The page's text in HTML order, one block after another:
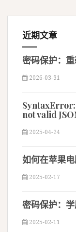
近期文章
密码保护：
2026-03-31
SyntaxError:
not valid
2025-04-24
如何在苹果
2025-02-17
密码保护：
2025-02-11